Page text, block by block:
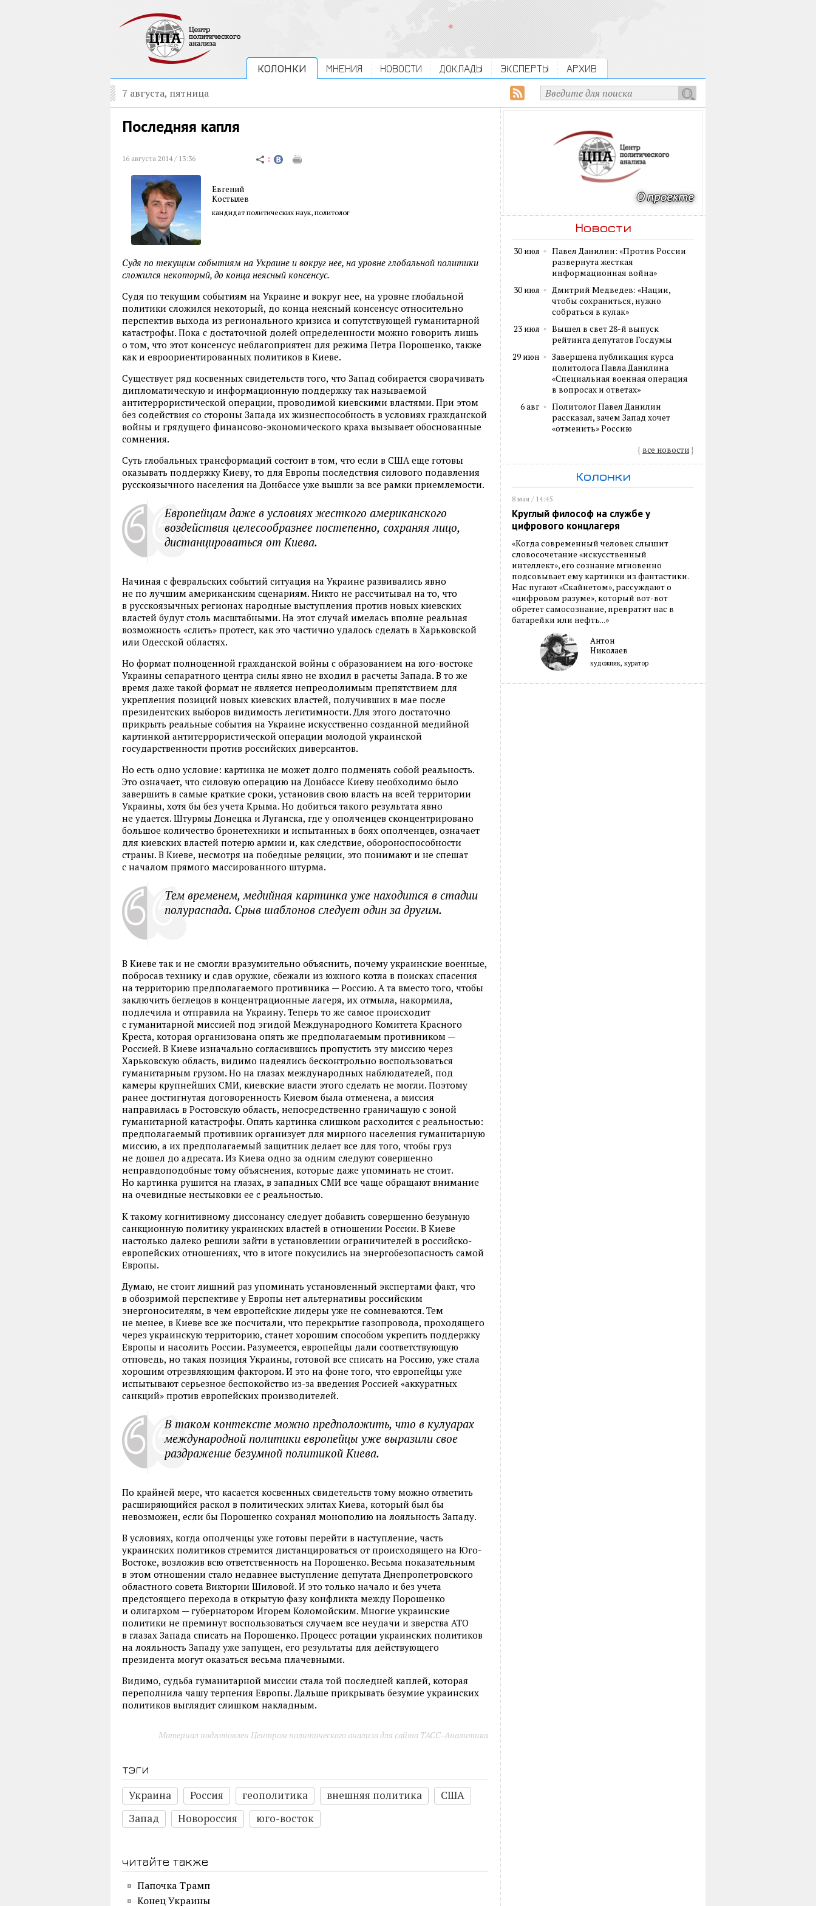
КОЛОНКИ МНЕНИЯ НОВОСТИ ДОКЛАДЫ ЭКСПЕРТЫ АРХИВ
7 августа, пятница
Последняя капля
16 августа 2014 / 13:36
Евгений
Костылев
кандидат политических наук, политолог
Судя по текущим событиям на Украине и вокруг нее, на уровне глобальной политики
сложился некоторый, до конца неясный консенсус.
Судя по текущим событиям на Украине и вокруг нее, на уровне глобальной
политики сложился некоторый, до конца неясный консенсус относительно
перспектив выхода из регионального кризиса и сопутствующей гуманитарной
катастрофы. Пока с достаточной долей определенности можно говорить лишь
о том, что этот консенсус неблагоприятен для режима Петра Порошенко, также
как и евроориентированных политиков в Киеве.
Существует ряд косвенных свидетельств того, что Запад собирается сворачивать
дипломатическую и информационную поддержку так называемой
антитеррористической операции, проводимой киевскими властями. При этом
без содействия со стороны Запада их жизнеспособность в условиях гражданской
войны и грядущего финансово-экономического краха вызывает обоснованные
сомнения.
Суть глобальных трансформаций состоит в том, что если в США еще готовы
оказывать поддержку Киеву, то для Европы последствия силового подавления
русскоязычного населения на Донбассе уже вышли за все рамки приемлемости.
Европейцам даже в условиях жесткого американского
воздействия целесообразнее постепенно, сохраняя лицо,
дистанцироваться от Киева.
Начиная с февральских событий ситуация на Украине развивались явно
не по лучшим американским сценариям. Никто не рассчитывал на то, что
в русскоязычных регионах народные выступления против новых киевских
властей будут столь масштабными. На этот случай имелась вполне реальная
возможность «слить» протест, как это частично удалось сделать в Харьковской
или Одесской областях.
Но формат полноценной гражданской войны с образованием на юго-востоке
Украины сепаратного центра силы явно не входил в расчеты Запада. В то же
время даже такой формат не является непреодолимым препятствием для
укрепления позиций новых киевских властей, получивших в мае после
президентских выборов видимость легитимности. Для этого достаточно
прикрыть реальные события на Украине искусственно созданной медийной
картинкой антитеррористической операции молодой украинской
государственности против российских диверсантов.
Но есть одно условие: картинка не может долго подменять собой реальность.
Это означает, что силовую операцию на Донбассе Киеву необходимо было
завершить в самые краткие сроки, установив свою власть на всей территории
Украины, хотя бы без учета Крыма. Но добиться такого результата явно
не удается. Штурмы Донецка и Луганска, где у ополченцев сконцентрировано
большое количество бронетехники и испытанных в боях ополченцев, означает
для киевских властей потерю армии и, как следствие, обороноспособности
страны. В Киеве, несмотря на победные реляции, это понимают и не спешат
с началом прямого массированного штурма.
Тем временем, медийная картинка уже находится в стадии
полураспада. Срыв шаблонов следует один за другим.
В Киеве так и не смогли вразумительно объяснить, почему украинские военные,
побросав технику и сдав оружие, сбежали из южного котла в поисках спасения
на территорию предполагаемого противника — Россию. А та вместо того, чтобы
заключить беглецов в концентрационные лагеря, их отмыла, накормила,
подлечила и отправила на Украину. Теперь то же самое происходит
с гуманитарной миссией под эгидой Международного Комитета Красного
Креста, которая организована опять же предполагаемым противником —
Россией. В Киеве изначально согласившись пропустить эту миссию через
Харьковскую область, видимо надеялись бесконтрольно воспользоваться
гуманитарным грузом. Но на глазах международных наблюдателей, под
камеры крупнейших СМИ, киевские власти этого сделать не могли. Поэтому
ранее достигнутая договоренность Киевом была отменена, а миссия
направилась в Ростовскую область, непосредственно граничащую с зоной
гуманитарной катастрофы. Опять картинка слишком расходится с реальностью:
предполагаемый противник организует для мирного населения гуманитарную
миссию, а их предполагаемый защитник делает все для того, чтобы груз
не дошел до адресата. Из Киева одно за одним следуют совершенно
неправдоподобные тому объяснения, которые даже упоминать не стоит.
Но картинка рушится на глазах, в западных СМИ все чаще обращают внимание
на очевидные нестыковки ее с реальностью.
К такому когнитивному диссонансу следует добавить совершенно безумную
санкционную политику украинских властей в отношении России. В Киеве
настолько далеко решили зайти в установлении ограничителей в российско-
европейских отношениях, что в итоге покусились на энергобезопасность самой
Европы.
Думаю, не стоит лишний раз упоминать установленный экспертами факт, что
в обозримой перспективе у Европы нет альтернативы российским
энергоносителям, в чем европейские лидеры уже не сомневаются. Тем
не менее, в Киеве все же посчитали, что перекрытие газопровода, проходящего
через украинскую территорию, станет хорошим способом укрепить поддержку
Европы и насолить России. Разумеется, европейцы дали соответствующую
отповедь, но такая позиция Украины, готовой все списать на Россию, уже стала
хорошим отрезвляющим фактором. И это на фоне того, что европейцы уже
испытывают серьезное беспокойство из-за введения Россией «аккуратных
санкций» против европейских производителей.
В таком контексте можно предположить, что в кулуарах
международной политики европейцы уже выразили свое
раздражение безумной политикой Киева.
По крайней мере, что касается косвенных свидетельств тому можно отметить
расширяющийся раскол в политических элитах Киева, который был бы
невозможен, если бы Порошенко сохранял монополию на лояльность Западу.
В условиях, когда ополченцы уже готовы перейти в наступление, часть
украинских политиков стремится дистанцироваться от происходящего на Юго-
Востоке, возложив всю ответственность на Порошенко. Весьма показательным
в этом отношении стало недавнее выступление депутата Днепропетровского
областного совета Виктории Шиловой. И это только начало и без учета
предстоящего перехода в открытую фазу конфликта между Порошенко
и олигархом — губернатором Игорем Коломойским. Многие украинские
политики не преминут воспользоваться случаем все неудачи и зверства АТО
в глазах Запада списать на Порошенко. Процесс ротации украинских политиков
на лояльность Западу уже запущен, его результаты для действующего
президента могут оказаться весьма плачевными.
Видимо, судьба гуманитарной миссии стала той последней каплей, которая
переполнила чашу терпения Европы. Дальше прикрывать безумие украинских
политиков выглядит слишком накладным.
Материал подготовлен Центром политического анализа для сайта ТАСС-Аналитика
тэги
Украина
Россия геополитика внешняя политика
США
Запад
Новороссия юго-восток
читайте также
Папочка Трамп
Конец Украины
Новости
30 июл
Павел Данилин: «Против России
развернута жесткая
информационная война»
30 июл
Дмитрий Медведев: «Нации,
чтобы сохраниться, нужно
собраться в кулак»
23 июл
Вышел в свет 28-й выпуск
рейтинга депутатов Госдумы
29 июн
Завершена публикация курса
политолога Павла Данилина
«Специальная военная операция
в вопросах и ответах»
6 авг
Политолог Павел Данилин
рассказал, зачем Запад хочет
«отменить» Россию
{ все новости}
Колонки
8 мая / 14:45
Круглый философ на службе у
цифрового концлагеря
«Когда современный человек слышит
словосочетание «искусственный
интеллект», его сознание мгновенно
подсовывает ему картинки из фантастики.
Нас пугают «Скайнетом», рассуждают о
«цифровом разуме», который вот-вот
обретет самосознание, превратит нас в
батарейки или нефть...»
Антон
Николаев
художник, куратор